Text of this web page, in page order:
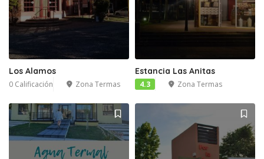
Los Alamos
0 Calificación Zona Termas
Estancia Las Anitas
4.3 Zona Termas